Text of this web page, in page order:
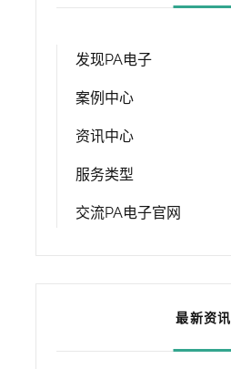
发现PA电子
案例中心
资讯中心
服务类型
交流PA电子官网
最新资讯